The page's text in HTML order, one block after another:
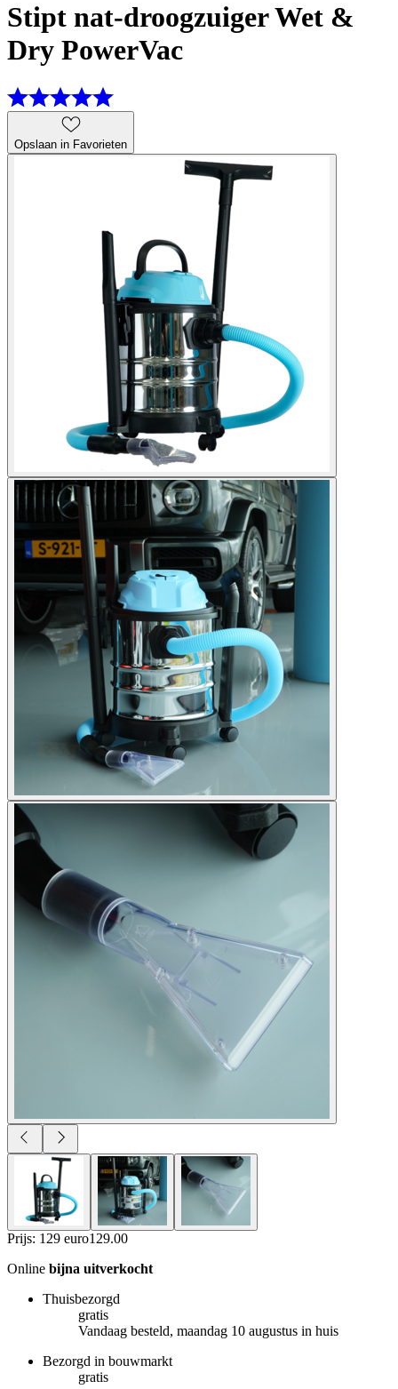
Stipt nat-droogzuiger Wet &
Dry PowerVac
Opslaan in Favorieten
Prijs: 129 euro129.00
Online bijna uitverkocht
Thuisbezorgd
gratis
Vandaag besteld, maandag 10 augustus in huis
Bezorgd in bouwmarkt
gratis